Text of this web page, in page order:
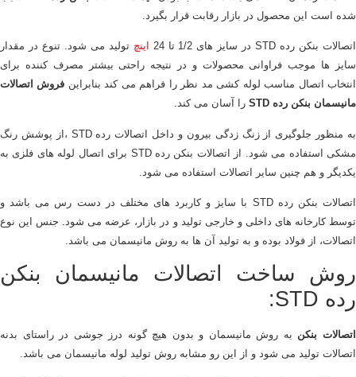
شده است این محصول در بازار رقابت قرار بگیرد.
اتصالات بنکن رده STD در سایز های 1/2 تا 24 اینچ تولید می شود. تنوع در مقدار
سایز ها موجب فراوانی محصولات و در نتیجه راحتی بیشتر مصرف کننده برای
انتخاب اتصال مناسب لوله کشی مد نظر را فراهم می کند بنابراین فروش اتصالات
مانیسمان بنکن رده STD
را آسان می کند.
به منظور جلوگیرى از زنگ زدگی بیرون و داخل اتصالات رده STD ،از پوشش رنگ
مشکی استفاده می شود. از اتصالات بنکن رده STD برای اتصال لوله‌ های فلزی به
یکدیگر و هم چنین سایر اتصالات استفاده می شود.
اتصالات بنکن رده STD با سایز و کاربرد های مختلف در دست رس می باشد و
توسط کارخانه های داخلی و خارجی تولید و در بازار، عرضه می شود. جنس این نوع
اتصالات، از فولاد بوده و به تولید آن ها به روش مانیسمان می باشد.
روش ساخت اتصالات مانیسمان بنکن
رده STD:
اتصالات بنکن به روش مانیسمان و بدون هیچ گونه درز جوشی در راستای بدنه
اتصالات تولید می شود و از این رو مشابه روش تولید لوله مانیسمان می باشد.